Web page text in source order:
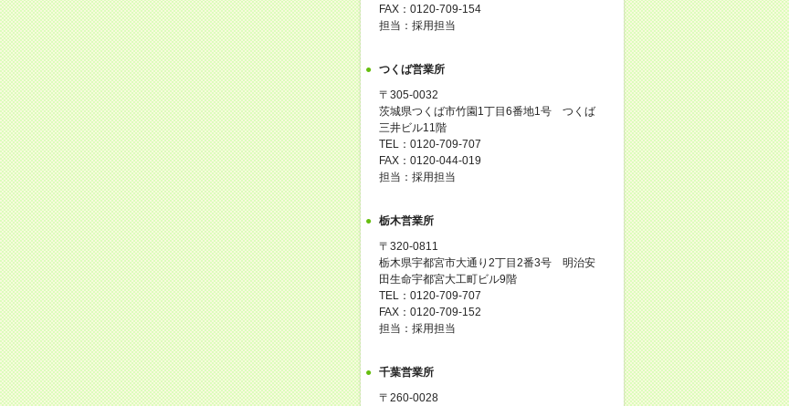
FAX：0120-709-154
担当：採用担当
つくば営業所
〒305-0032
茨城県つくば市竹園1丁目6番地1号 つくば
三井ビル11階
TEL：0120-709-707
FAX：0120-044-019
担当：採用担当
栃木営業所
〒320-0811
栃木県宇都宮市大通り2丁目2番3号 明治安
田生命宇都宮大工町ビル9階
TEL：0120-709-707
FAX：0120-709-152
担当：採用担当
千葉営業所
〒260-0028